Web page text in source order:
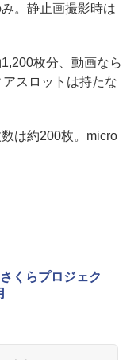
。静止画撮影時は
枚分、動画なら
スロットは持たな
は約200枚。micro
くらプロジェク